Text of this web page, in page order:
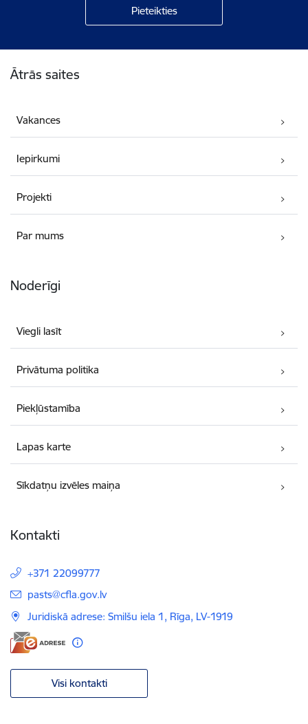
Ātrās saites
Vakances
Iepirkumi
Projekti
Par mums
Noderīgi
Viegli lasīt
Privātuma politika
Piekļūstamība
Lapas karte
Sīkdatņu izvēles maiņa
Kontakti
+371 22099777
E-pasts:
pasts@cfla.gov.lv
Juridiskā adrese: Smilšu iela 1, Rīga, LV-1919
Visi kontakti